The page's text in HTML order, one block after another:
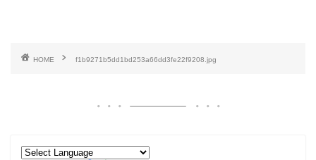
HOME f1b9271b5dd1bd253a66dd3fe22f9208.jpg